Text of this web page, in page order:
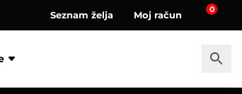
Seznam želja Moj račun 0